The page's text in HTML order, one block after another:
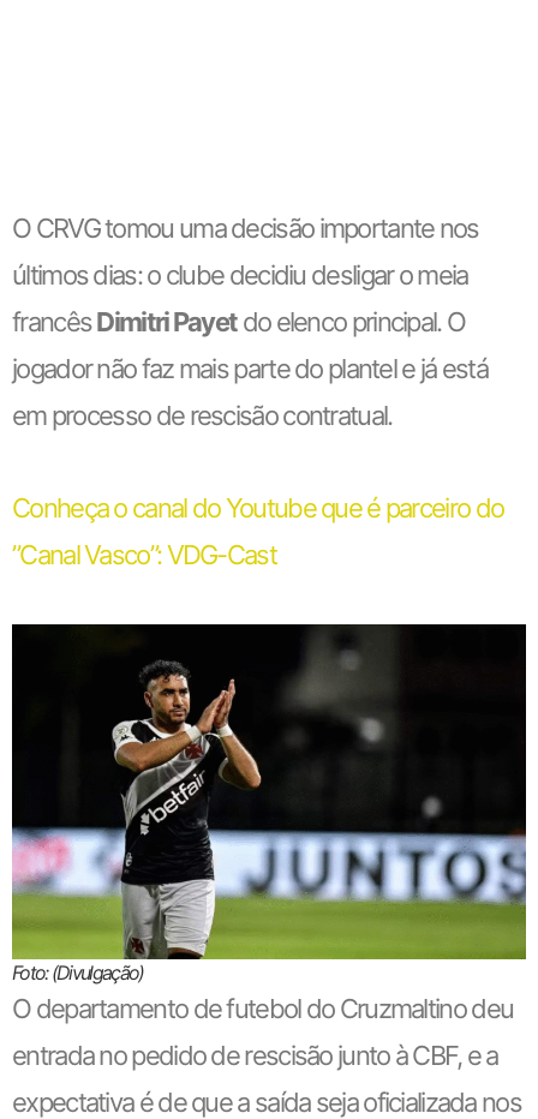
O CRVG tomou uma decisão importante nos
últimos dias: o clube decidiu desligar o meia
francêsDimitri Payetdo elenco principal. O
jogador não faz mais parte do plantel e já está
em processo de rescisão contratual.
Conheça o canal do Youtube que é parceiro do
”Canal Vasco”: VDG-Cast
Foto: (Divulgação)
O departamento de futebol do Cruzmaltino deu
entrada no pedido de rescisão junto à CBF, e a
expectativa é de que a saída seja oficializada nos